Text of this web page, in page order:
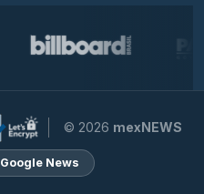
© 2026 mexNEWS
Google News